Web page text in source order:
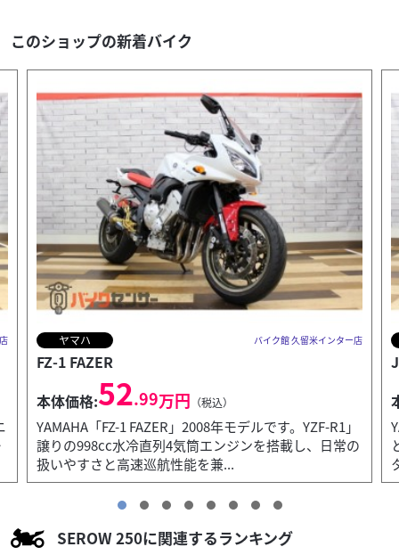
このショップの新着バイク
ヤマハ バイク館 久留米インター店
JOG
本体価格:17.99万円 （税込）
YAMAHA「JOG」2021年モデルです。優れた燃費性能
とパワフルな走りを両立した、大人気の50ccスクー
ターです。上品なブラウンカラーで、普段使いでも...
SEROW 250に関連するランキング